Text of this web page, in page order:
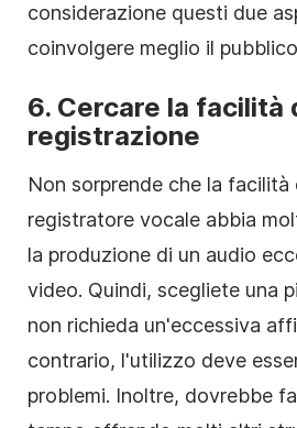
considerazione questi due
coinvolgere meglio il
6. Cercare la facilità
registrazione
Non sorprende che la facilità
registratore vocale abbia
la produzione di un audio
video. Quindi, scegliete una
non richieda un'eccessiva
contrario, l'utilizzo deve
problemi. Inoltre, dovrebbe